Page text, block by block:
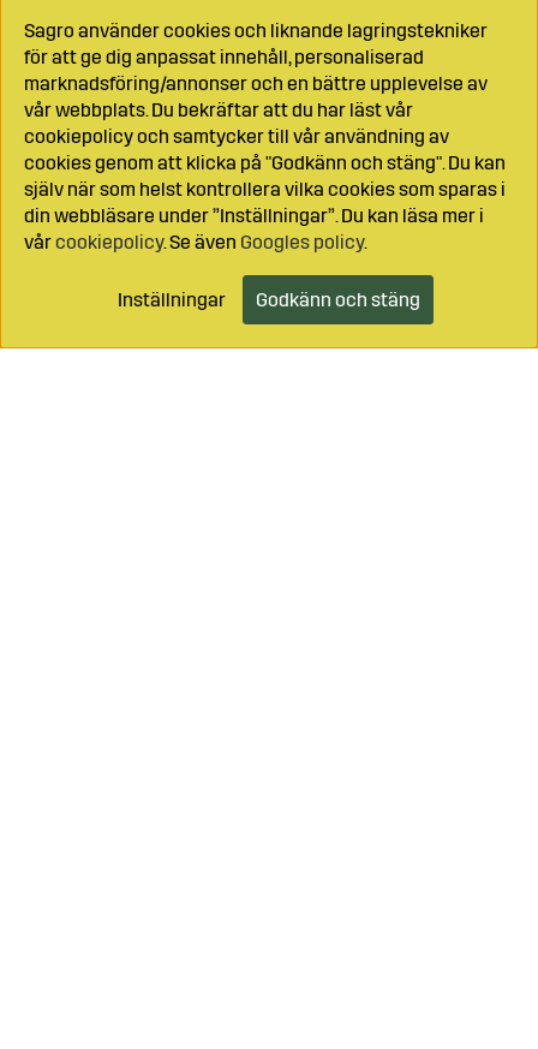
Lägg i kundvagnen
Sagro använder cookies och liknande lagringstekniker
för att ge dig anpassat innehåll, personaliserad
marknadsföring/annonser och en bättre upplevelse av
vår webbplats. Du bekräftar att du har läst vår
cookiepolicy och samtycker till vår användning av
cookies genom att klicka på "Godkänn och stäng". Du kan
själv när som helst kontrollera vilka cookies som sparas i
din webbläsare under ”Inställningar”. Du kan läsa mer i
vårcookiepolicy. Se även Googles policy.
Inställningar Godkänn och stäng